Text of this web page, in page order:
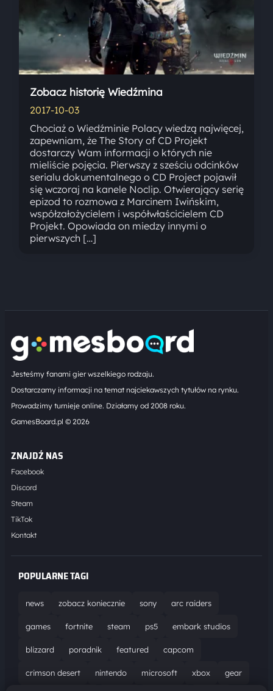
Zobacz historię Wiedźmina
2017-10-03
Chociaż o Wiedźminie Polacy wiedzą najwięcej,
zapewniam, że The Story of CD Projekt
dostarczy Wam informacji o których nie
mieliście pojęcia. Pierwszy z sześciu odcinków
serialu dokumentalnego o CD Project pojawił
się wczoraj na kanele Noclip. Otwierający serię
epizod to rozmowa z Marcinem Iwińskim,
współzałożycielem i współwłaścicielem CD
Projekt. Opowiada on miedzy innymi o
pierwszych […]
Jesteśmy fanami gier wszelkiego rodzaju.
Dostarczamy informacji na temat najciekawszych tytułów na rynku.
Prowadzimy turnieje online. Działamy od 2008 roku.
GamesBoard.pl © 2026
ZNAJDŹ NAS
Facebook
Discord
Steam
TikTok
Kontakt
POPULARNE TAGI
news zobacz koniecznie sony arc raiders
games fortnite steam ps5 embark studios
blizzard poradnik featured capcom
crimson desert nintendo microsoft xbox gear